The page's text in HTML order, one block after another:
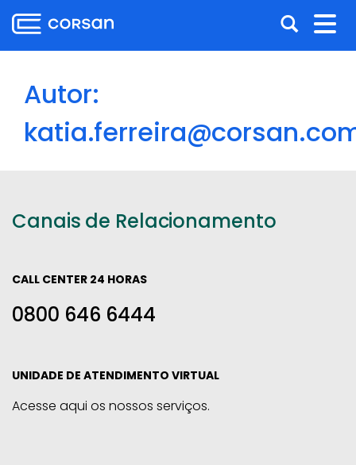
para
o
para
menu
busca
para
o
Abrir
a
Autor:
Canais de Relacionamento
CALL CENTER 24 HORAS
0800 646 6444
UNIDADE DE ATENDIMENTO VIRTUAL
Acesse aqui os nossos serviços.